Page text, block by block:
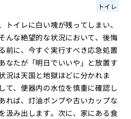
トイレ
トイレに白い塊が残ってしまい、
んな絶望的な状況において、後悔
前に、今すぐ実行すべき応急処置
なたが「明日でいいや」と放置す
況は天国と地獄ほどに分かれま
て、便器内の水位を慎重に確認し
れば、灯油ポンプや古いカップな
汲み出します。次に、家にある食